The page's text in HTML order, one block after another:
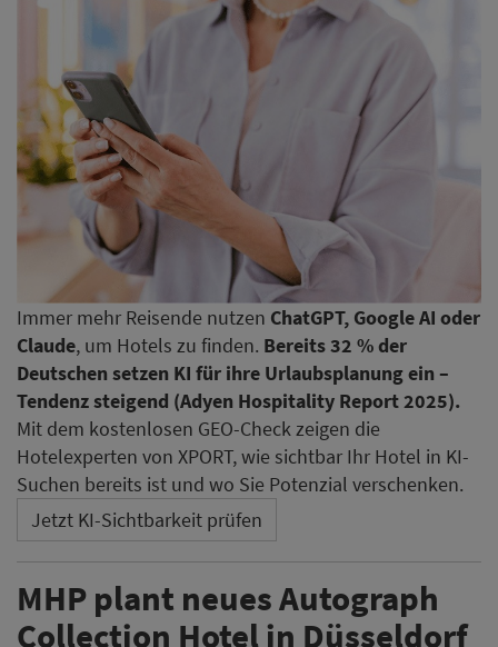
Immer mehr Reisende nutzen ChatGPT, Google AI oder
Claude, um Hotels zu finden. Bereits 32 % der
Deutschen setzen KI für ihre Urlaubsplanung ein –
Tendenz steigend (Adyen Hospitality Report 2025).
Mit dem kostenlosen GEO-Check zeigen die
Hotelexperten von XPORT, wie sichtbar Ihr Hotel in KI-
Suchen bereits ist und wo Sie Potenzial verschenken.
Jetzt KI-Sichtbarkeit prüfen
MHP plant neues Autograph
Collection Hotel in Düsseldorf